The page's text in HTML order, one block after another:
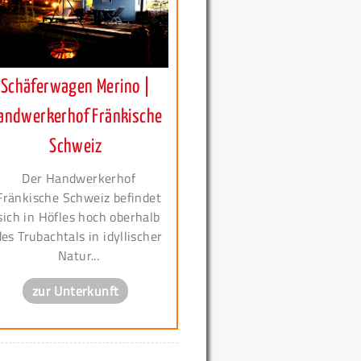
Schäferwagen Merino |
Fränkische
Schweiz
Der Handwerkerhof
Schweiz befindet
in Höfles hoch oberhalb
Trubachtals in idyllischer
Natur...
zur Unterkunft